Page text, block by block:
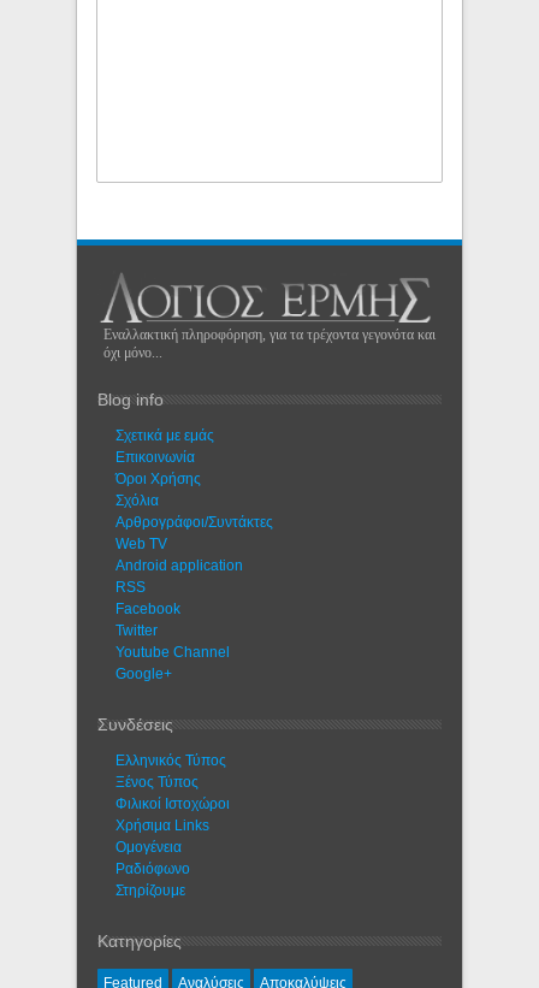
Εναλλακτική πληροφόρηση, για τα τρέχοντα γεγονότα και
όχι μόνο...
Blog info
Σχετικά με εμάς
Eπικοινωνία
Όροι Χρήσης
Σχόλια
Αρθρογράφοι/Συντάκτες
Web TV
Android application
RSS
Facebook
Twitter
Youtube Channel
Google+
Συνδέσεις
Ελληνικός Τύπος
Ξένος Τύπος
Φιλικοί Ιστοχώροι
Χρήσιμα Links
Ομογένεια
Ραδιόφωνο
Στηρίζουμε
Κατηγορίες
Featured Αναλύσεις Αποκαλύψεις